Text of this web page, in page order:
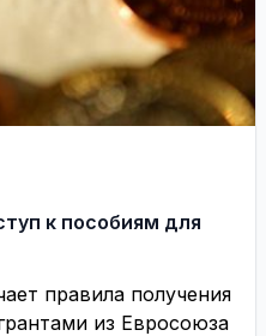
к пособиям для
правила получения
из Евросоюза